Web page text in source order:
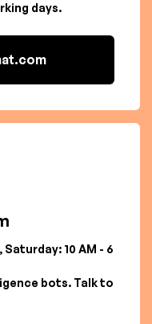
days.
Saturday: 10 AM - 6
bots. Talk to